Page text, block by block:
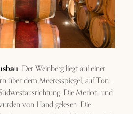
: Der Weinberg liegt auf einer
über dem Meeresspiegel, auf Ton-
Die Merlot- und
von Hand gelesen. Die